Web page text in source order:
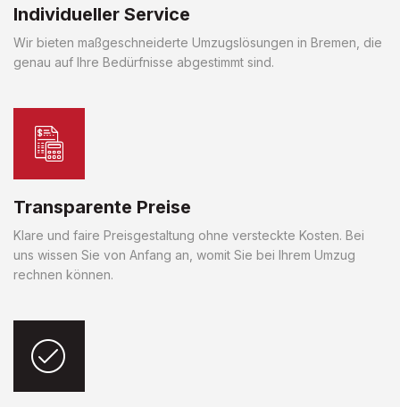
Individueller Service
Wir bieten maßgeschneiderte Umzugslösungen in Bremen, die
genau auf Ihre Bedürfnisse abgestimmt sind.
Transparente Preise
Klare und faire Preisgestaltung ohne versteckte Kosten. Bei
uns wissen Sie von Anfang an, womit Sie bei Ihrem Umzug
rechnen können.